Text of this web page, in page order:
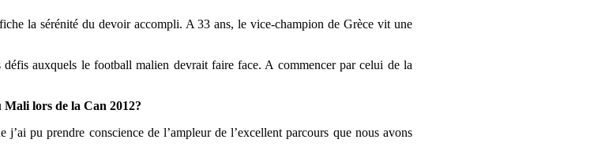
la sérénité du devoir accompli. A 33 ans, le vice-champion de Grèce vit une
auxquels le football malien devrait faire face. A commencer par celui de la
lors de la Can 2012?
pu prendre conscience de l’ampleur de l’excellent parcours que nous avons